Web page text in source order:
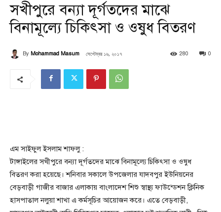
সখীপুরে বন্যা দূর্গতদের মাঝে
বিনামূল্যে চিকিৎসা ও ওষুধ বিতরণ
By Mohammad Masum সেপ্টেম্বর ১৬, ২০১৭ 0
280
এম সাইফুল ইসলাম শাফলু :
টাঙ্গাইলের সখীপুরে বন্যা দূর্গতদের মাঝে বিনামূল্যে চিকিৎসা ও ওষুধ
বিতরণ করা হয়েছে। শনিবার সকালে উপজেলার যাদবপুর ইউনিয়নের
বেড়বাড়ী গাজীর বাজার এলাকায় বাংলাদেশ শিশু স্বাস্থ্য ফাউন্ডেশন ক্লিনিক
হাসপাতাল নলুয়া শাখা এ কর্মসূচির আয়োজন করে। এতে বেড়বাড়ী,